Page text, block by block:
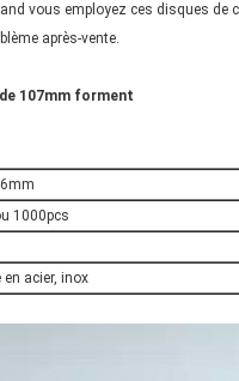
vous employez ces disques de
après-vente.
107mm forment
1000pcs
en acier, inox